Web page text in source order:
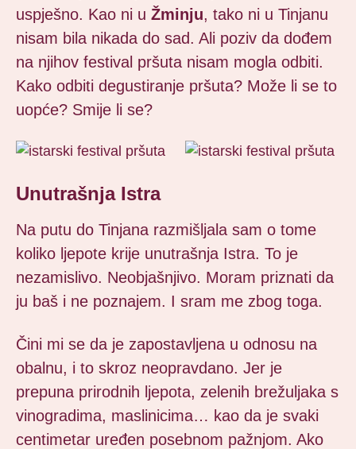
uspješno. Kao ni u Žminju, tako ni u Tinjanu
nisam bila nikada do sad. Ali poziv da dođem
na njihov festival pršuta nisam mogla odbiti.
Kako odbiti degustiranje pršuta? Može li se to
uopće? Smije li se?
Unutrašnja Istra
Na putu do Tinjana razmišljala sam o tome
koliko ljepote krije unutrašnja Istra. To je
nezamislivo. Neobjašnjivo. Moram priznati da
ju baš i ne poznajem. I sram me zbog toga.
Čini mi se da je zapostavljena u odnosu na
obalnu, i to skroz neopravdano. Jer je
prepuna prirodnih ljepota, zelenih brežuljaka s
vinogradima, maslinicima… kao da je svaki
centimetar uređen posebnom pažnjom. Ako